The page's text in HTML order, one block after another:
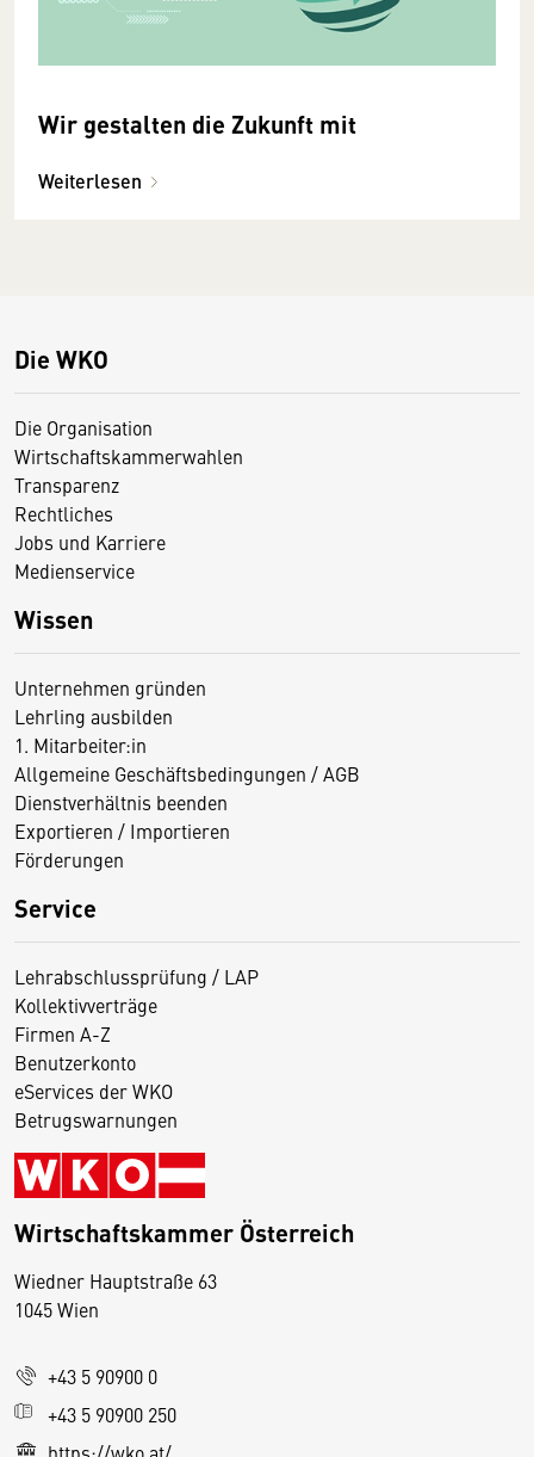
Wir gestalten die Zukunft mit
Weiterlesen
Die WKO
Die Organisation
Wirtschaftskammerwahlen
Transparenz
Rechtliches
Jobs und Karriere
Medienservice
Wissen
Unternehmen gründen
Lehrling ausbilden
1. Mitarbeiter:in
Allgemeine Geschäftsbedingungen / AGB
Dienstverhältnis beenden
Exportieren / Importieren
Förderungen
Service
Lehrabschlussprüfung / LAP
Kollektivverträge
Firmen A-Z
Benutzerkonto
eServices der WKO
Betrugswarnungen
Wirtschaftskammer Österreich
Wiedner Hauptstraße 63
1045 Wien
+43 5 90900 0
+43 5 90900 250
D
s
e
S